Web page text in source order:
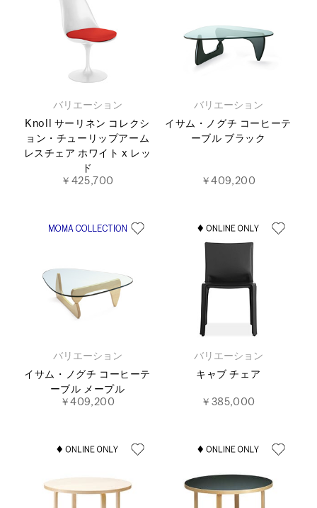
バリエーション
Knoll サーリネン コレクシ
ョン・チューリップアーム
レスチェア ホワイト x レッ
ド
￥425,700
バリエーション
イサム・ノグチ コーヒーテ
ーブル ブラック
￥409,200
バリエーション
イサム・ノグチ コーヒーテ
ーブル メープル
￥409,200
バリエーション
キャブ チェア
￥385,000